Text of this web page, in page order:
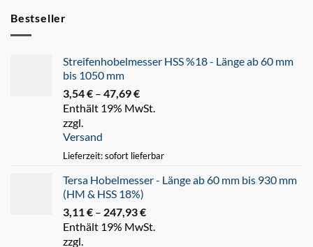
Bestseller
Streifenhobelmesser HSS %18 - Länge ab 60 mm
bis 1050 mm
3,54€ – 47,69€
3,54 €
Enthält 19% MwSt.
zzgl.
Versand
Lieferzeit: sofort lieferbar
Tersa Hobelmesser - Länge ab 60 mm bis 930 mm
(HM & HSS 18%)
3,11€ – 247,93€
3,11 €
Enthält 19% MwSt.
zzgl.